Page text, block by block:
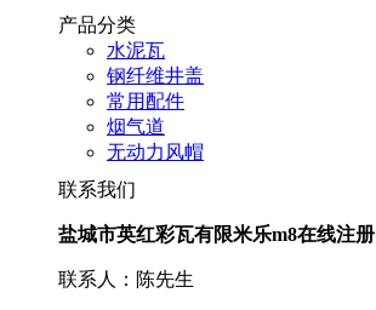
产品分类
水泥瓦
钢纤维井盖
常用配件
烟气道
无动力风帽
联系我们
盐城市英红彩瓦有限米乐m8在线注册
联系人：陈先生